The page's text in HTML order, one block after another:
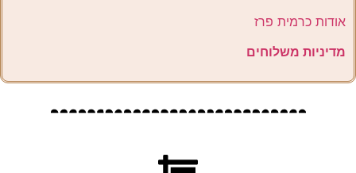
אודות כרמית פרז
מדיניות משלוחים